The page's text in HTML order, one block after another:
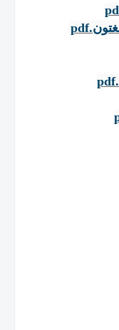
.pdf
.pdf